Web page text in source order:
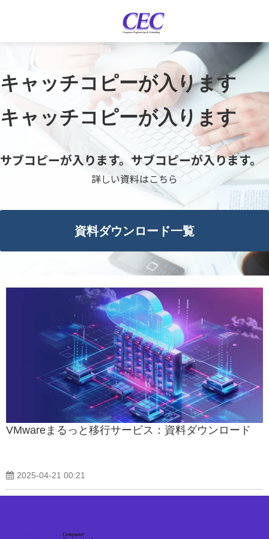
キャッチコピーが入ります
キャッチコピーが入ります
サブコピーが入ります。サブコピーが入ります。
詳しい資料はこちら
資料ダウンロード一覧
VMwareまるっと移行サービス：資料ダウンロード
2025-04-21 00:21